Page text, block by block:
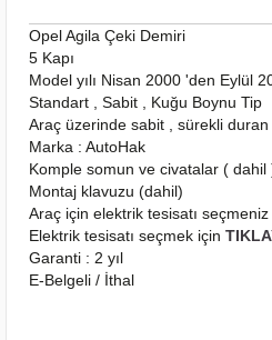
Opel Agila Çeki Demiri
5 Kapı
Model yılı Nisan 2000 'den Eylül
Standart , Sabit , Kuğu Boynu Tip
Araç üzerinde sabit , sürekli
Marka : AutoHak
Komple somun ve civatalar ( dahil
Montaj klavuzu (dahil)
Araç için elektrik tesisatı
Elektrik tesisatı seçmek için
Garanti : 2 yıl
E-Belgeli / İthal